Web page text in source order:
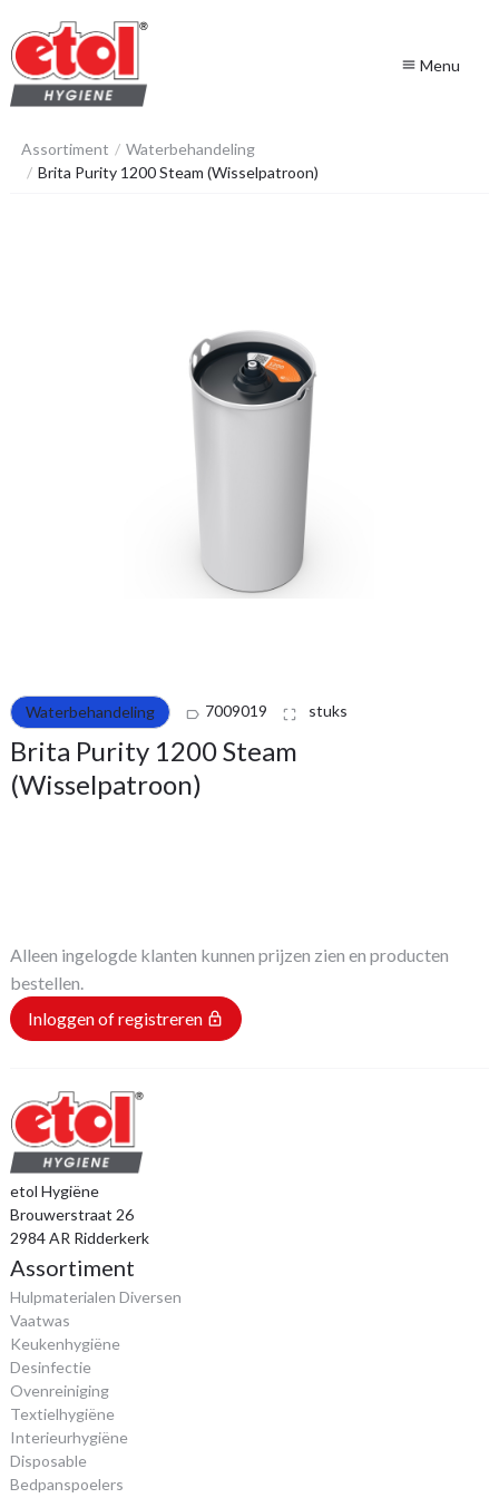
menu Menu
Assortiment
Waterbehandeling
Brita Purity 1200 Steam (Wisselpatroon)
Waterbehandeling label_outline 7009019 crop_free stuks
Brita Purity 1200 Steam
(Wisselpatroon)
Alleen ingelogde klanten kunnen prijzen zien en producten
bestellen.
Inloggen of registreren lock_outline
etol Hygiëne
Brouwerstraat 26
2984 AR Ridderkerk
Assortiment
Hulpmaterialen Diversen
Vaatwas
Keukenhygiëne
Desinfectie
Ovenreiniging
Textielhygiëne
Interieurhygiëne
Disposable
Bedpanspoelers